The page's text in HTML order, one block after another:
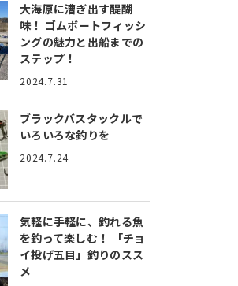
大海原に漕ぎ出す醍醐
味！ ゴムボートフィッシ
ングの魅力と出船までの
ステップ！
2024.7.31
ブラックバスタックルで
いろいろな釣りを
2024.7.24
気軽に手軽に、釣れる魚
を釣って楽しむ！
「チョ
イ投げ五目」釣りのスス
メ